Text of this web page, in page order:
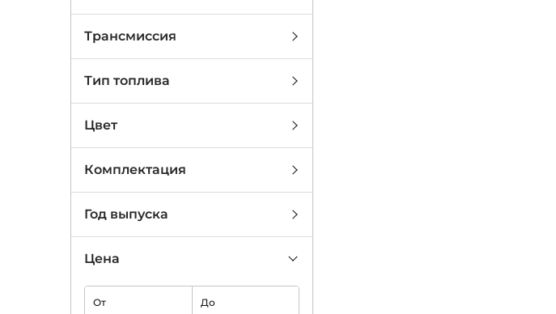
Трансмиссия
Тип топлива
Цвет
Комплектация
Год выпуска
Цена
От До